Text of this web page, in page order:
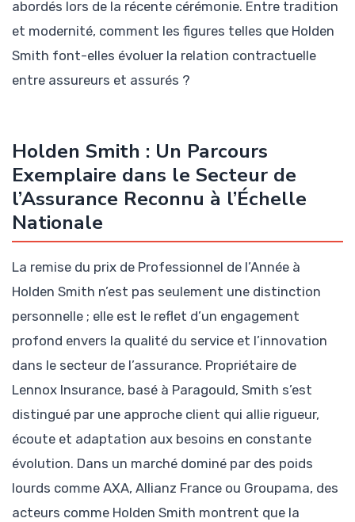
abordés lors de la récente cérémonie. Entre tradition
et modernité, comment les figures telles que Holden
Smith font-elles évoluer la relation contractuelle
entre assureurs et assurés ?
Holden Smith : Un Parcours
Exemplaire dans le Secteur de
l’Assurance Reconnu à l’Échelle
Nationale
La remise du prix de Professionnel de l’Année à
Holden Smith n’est pas seulement une distinction
personnelle ; elle est le reflet d’un engagement
profond envers la qualité du service et l’innovation
dans le secteur de l’assurance. Propriétaire de
Lennox Insurance, basé à Paragould, Smith s’est
distingué par une approche client qui allie rigueur,
écoute et adaptation aux besoins en constante
évolution. Dans un marché dominé par des poids
lourds comme AXA, Allianz France ou Groupama, des
acteurs comme Holden Smith montrent que la